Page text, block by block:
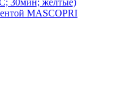
30мин; желтые)
MASCOPRI